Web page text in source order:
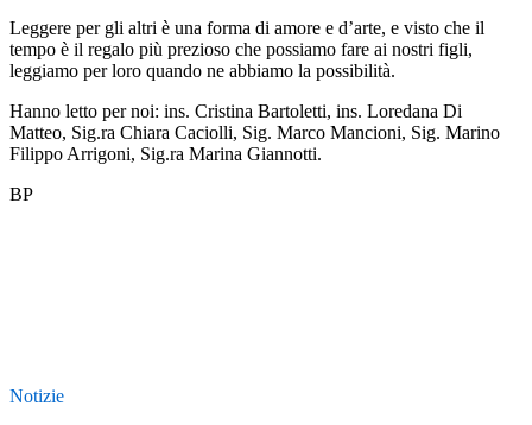
Leggere per gli altri è una forma di amore e d’arte, e visto che il
tempo è il regalo più prezioso che possiamo fare ai nostri figli,
leggiamo per loro quando ne abbiamo la possibilità.
Hanno letto per noi: ins. Cristina Bartoletti, ins. Loredana Di
Matteo, Sig.ra Chiara Caciolli, Sig. Marco Mancioni, Sig. Marino
Filippo Arrigoni, Sig.ra Marina Giannotti.
BP
Notizie